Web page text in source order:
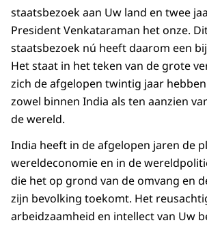
staatsbezoek aan Uw land en twee
President Venkataraman het onze.
staatsbezoek nú heeft daarom een
Het staat in het teken van de grote
zich de afgelopen twintig jaar
zowel binnen India als ten aanzien
de wereld.
India heeft in de afgelopen jaren de
wereldeconomie en in de
die het op grond van de omvang en
zijn bevolking toekomt. Het
arbeidzaamheid en intellect van Uw